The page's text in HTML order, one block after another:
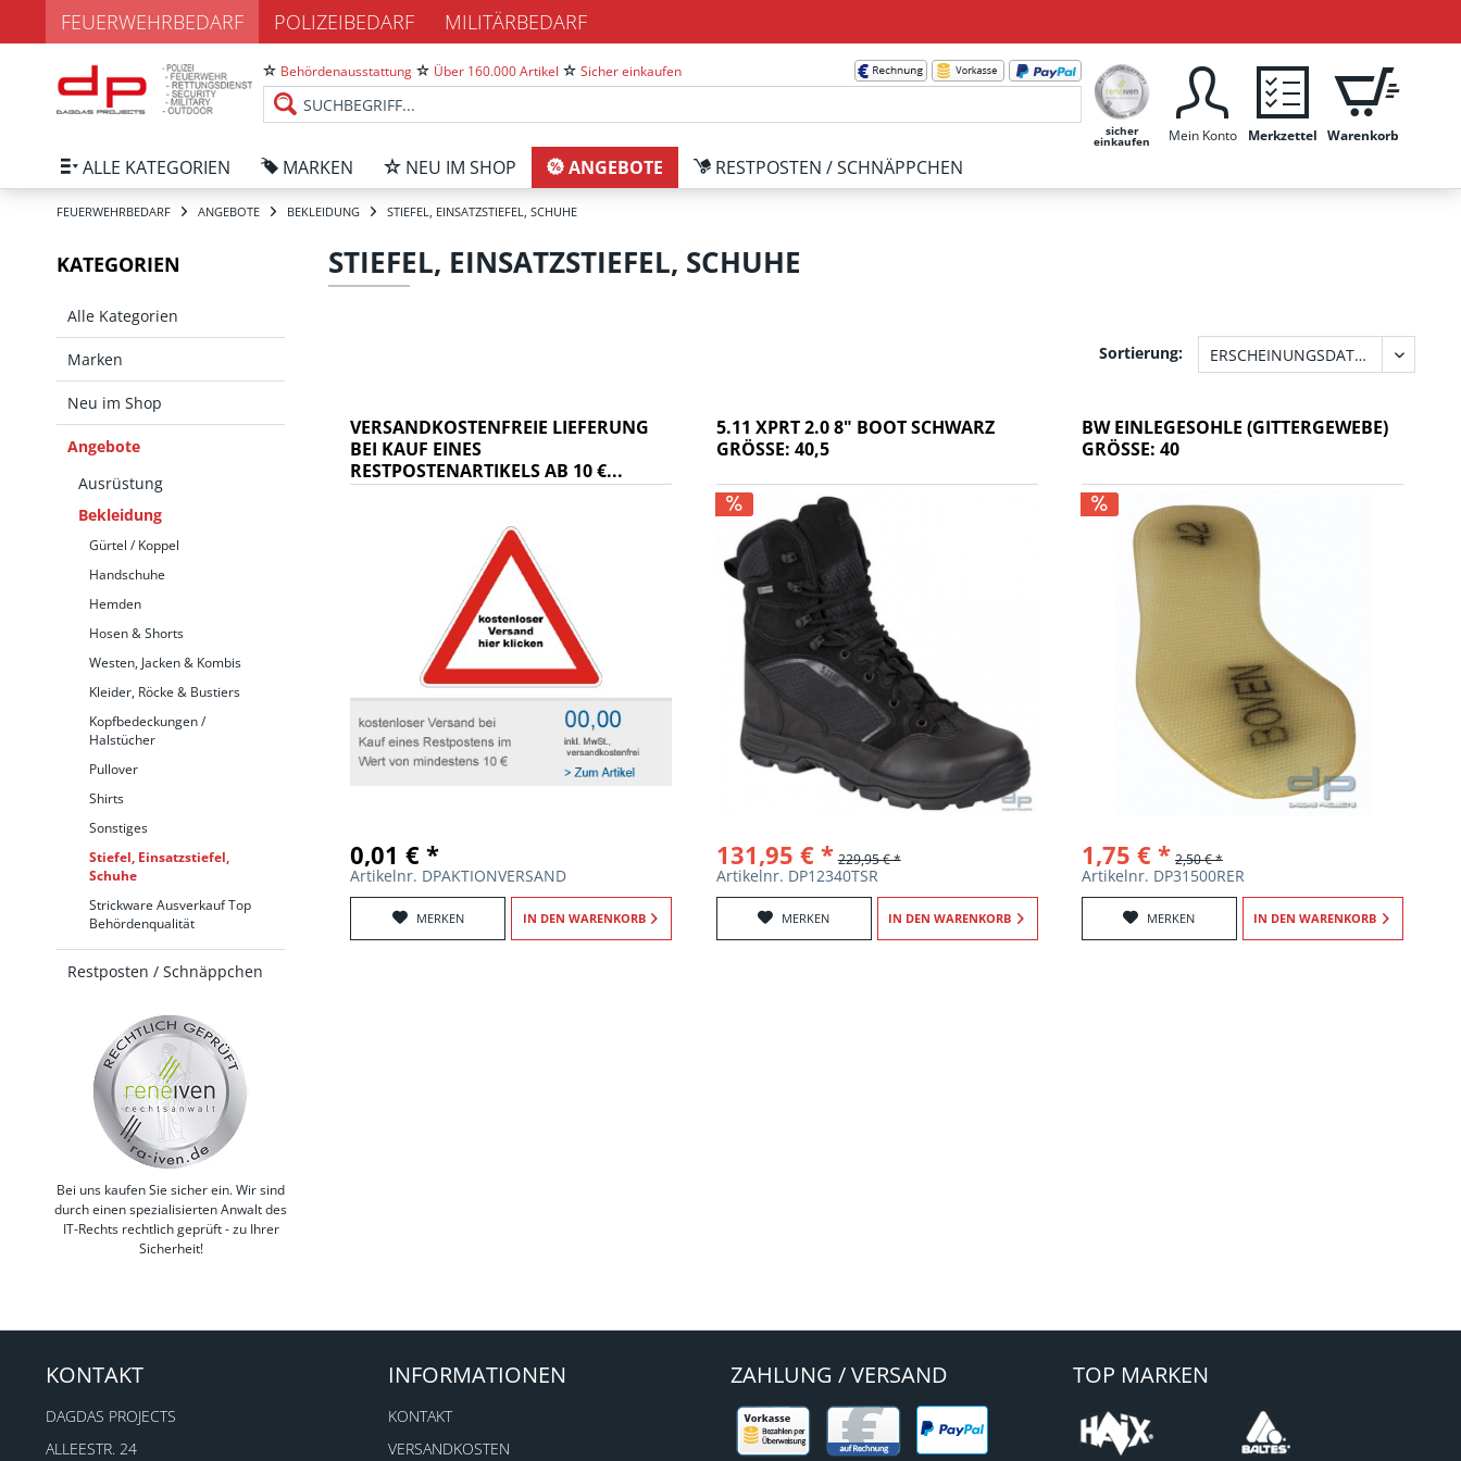
FEUERWEHRBEDARF POLIZEIBEDARF MILITÄRBEDARF
Behördenausstattung Über 160.000 Artikel Sicher einkaufen
sicher
einkaufen Mein Konto Merkzettel Warenkorb
ALLE KATEGORIEN MARKEN NEU IM SHOP ANGEBOTE RESTPOSTEN / SCHNÄPPCHEN
FEUERWEHRBEDARF ANGEBOTE BEKLEIDUNG STIEFEL, EINSATZSTIEFEL, SCHUHE
KATEGORIEN
Alle Kategorien
Marken
Neu im Shop
Angebote
Ausrüstung
Bekleidung
Gürtel / Koppel
Handschuhe
Hemden
Hosen & Shorts
Westen, Jacken & Kombis
Kleider, Röcke & Bustiers
Kopfbedeckungen /
Halstücher
Pullover
Shirts
Sonstiges
Stiefel, Einsatzstiefel,
Schuhe
Strickware Ausverkauf Top
Behördenqualität
Restposten / Schnäppchen
Bei uns kaufen Sie sicher ein. Wir sind
durch einen spezialisierten Anwalt des
IT-Rechts rechtlich geprüft - zu Ihrer
Sicherheit!
STIEFEL, EINSATZSTIEFEL, SCHUHE
Sortierung:
VERSANDKOSTENFREIE LIEFERUNG
BEI KAUF EINES
RESTPOSTENARTIKELS AB 10 €...
0,01 € *
Artikelnr. DPAKTIONVERSAND
MERKEN IN DEN WARENKORB
5.11 XPRT 2.0 8" BOOT SCHWARZ
GRÖSSE: 40,5
131,95 € * 229,95 € *
Artikelnr. DP12340TSR
MERKEN IN DEN WARENKORB
BW EINLEGESOHLE (GITTERGEWEBE)
GRÖSSE: 40
1,75 € * 2,50 € *
Artikelnr. DP31500RER
MERKEN IN DEN WARENKORB
KONTAKT
DAGDAS PROJECTS
ALLEESTR. 24
INFORMATIONEN
KONTAKT
VERSANDKOSTEN
ZAHLUNG / VERSAND TOP MARKEN